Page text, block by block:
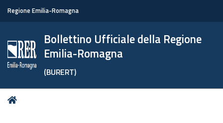
Regione Emilia-Romagna
Bollettino Ufficiale della Regione
Emilia-Romagna
(BURERT)
Tu